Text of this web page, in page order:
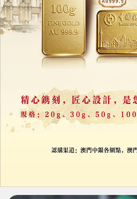
評論
力報會員可享
註冊 /
下一篇 : 仿生陪伴機械人10